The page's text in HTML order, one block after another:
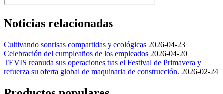
Noticias relacionadas
Cultivando sonrisas compartidas y ecológicas 2026-04-23
Celebración del cumpleaños de los empleados 2026-04-20
TEVIS reanuda sus operaciones tras el Festival de Primavera y
refuerza su oferta global de maquinaria de construcción. 2026-02-24